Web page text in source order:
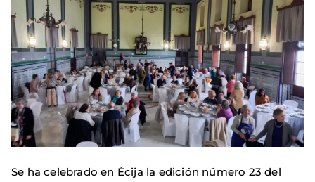
Se ha celebrado en Écija la edición número 23 del